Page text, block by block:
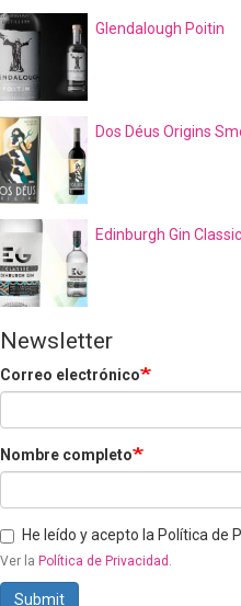
Glendalough Poitin
Dos Déus Origins
Edinburgh Gin Classic
Newsletter
Correo electrónico
Nombre completo
He leído y acepto la Política de
Ver la Política de Privacidad .
Submit